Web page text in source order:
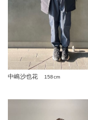
中嶋沙也花 158cm